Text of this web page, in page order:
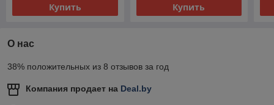
Купить Купить
О нас
38% положительных из 8 отзывов за год
Компания продает на Deal.by